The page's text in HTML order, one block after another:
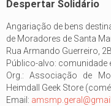
Despertar Solidário
Angariação de bens
de Moradores de Santa
Rua Armando Guerreiro,
Público-alvo: comunidade
Org.: Associação de
Heimdall Geek Store
Email: